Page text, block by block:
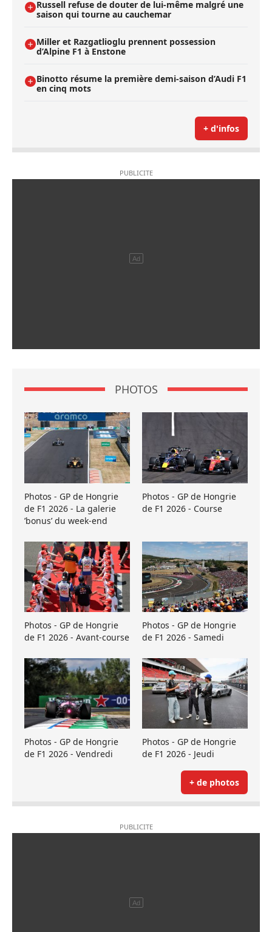
Russell refuse de douter de lui-même malgré une
saison qui tourne au cauchemar
Miller et Razgatlioglu prennent possession
d’Alpine F1 à Enstone
Binotto résume la première demi-saison d’Audi F1
en cinq mots
+ d'infos
PHOTOS
Photos - GP de Hongrie
de F1 2026 - La galerie
’bonus’ du week-end
Photos - GP de Hongrie
de F1 2026 - Course
Photos - GP de Hongrie
de F1 2026 - Avant-course
Photos - GP de Hongrie
de F1 2026 - Samedi
Photos - GP de Hongrie
de F1 2026 - Vendredi
Photos - GP de Hongrie
de F1 2026 - Jeudi
+ de photos